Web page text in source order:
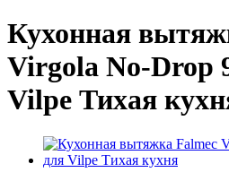
Кухонная
Virgola No-Drop
Vilpe Тихая